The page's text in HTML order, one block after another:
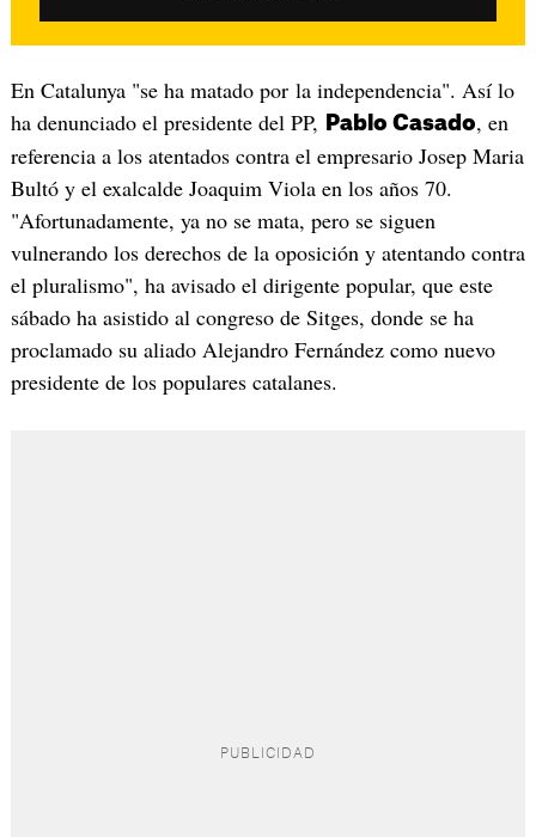
En Catalunya "se ha matado por la independencia". Así lo
ha denunciado el presidente del PP,
Pablo Casado, en
referencia a los atentados contra el empresario Josep Maria
Bultó y el exalcalde Joaquim Viola en los años 70.
"Afortunadamente, ya no se mata, pero se siguen
vulnerando los derechos de la oposición y atentando contra
el pluralismo", ha avisado el dirigente popular, que este
sábado ha asistido al congreso de Sitges, donde se ha
proclamado su aliado Alejandro Fernández como nuevo
presidente de los populares catalanes.